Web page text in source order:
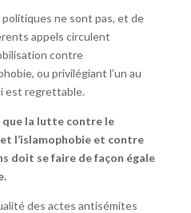
ne sont pas, et de
appels circulent
contre
ou privilégiant l’un au
est regrettable.
que la lutte contre le
l’islamophobie et contre
doit se faire de façon égale
des actes antisémites